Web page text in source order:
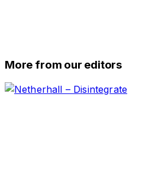
More from our editors